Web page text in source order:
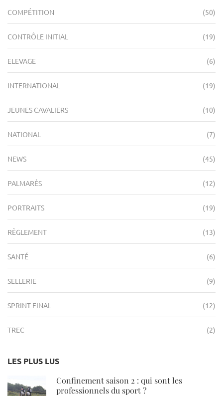
COMPÉTITION (50)
CONTRÔLE INITIAL (19)
ELEVAGE (6)
INTERNATIONAL (19)
JEUNES CAVALIERS (10)
NATIONAL (7)
NEWS (45)
PALMARÈS (12)
PORTRAITS (19)
RÈGLEMENT (13)
SANTÉ (6)
SELLERIE (9)
SPRINT FINAL (12)
TREC (2)
LES PLUS LUS
Confinement saison 2 : qui sont les
professionnels du sport ?